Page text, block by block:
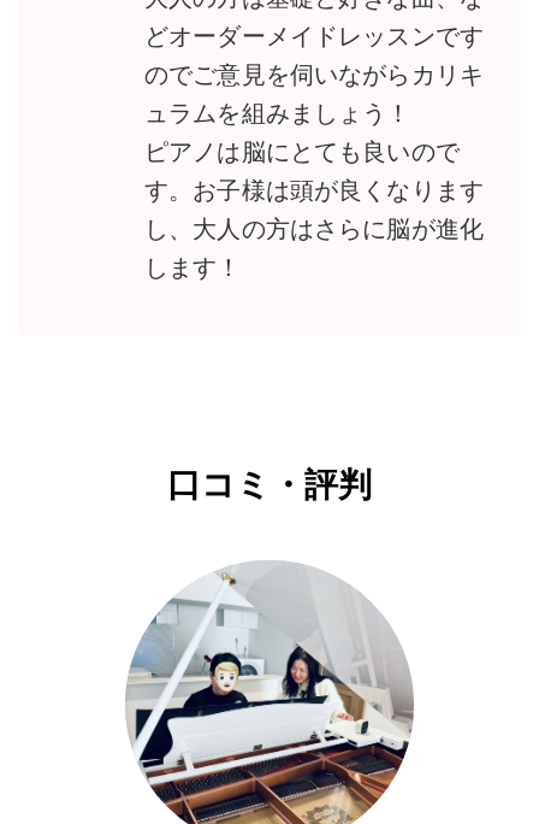
どオーダーメイドレッスンです
のでご意見を伺いながらカリキ
ュラムを組みましょう！
ピアノは脳にとても良いので
す。お子様は頭が良くなります
し、大人の方はさらに脳が進化
します！
口コミ・評判